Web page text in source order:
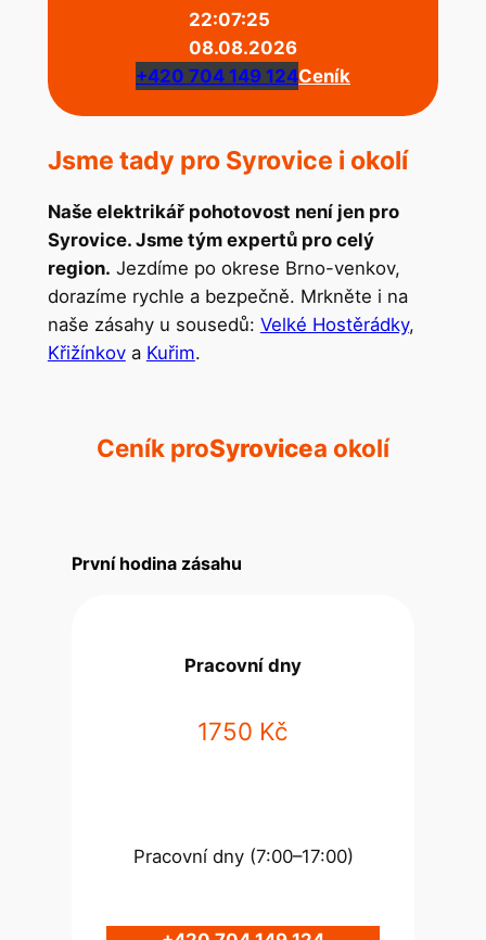
22:07:25
08.08.2026
+420 704 149 124Ceník
Jsme tady pro Syrovice i okolí
Naše elektrikář pohotovost není jen pro
Syrovice. Jsme tým expertů pro celý
region. Jezdíme po okrese Brno-venkov,
dorazíme rychle a bezpečně. Mrkněte i na
naše zásahy u sousedů: Velké Hostěrádky,
Křižínkova Kuřim.
Ceník proSyrovicea okolí
První hodina zásahu
Pracovní dny
1750 Kč
Pracovní dny (7:00–17:00)